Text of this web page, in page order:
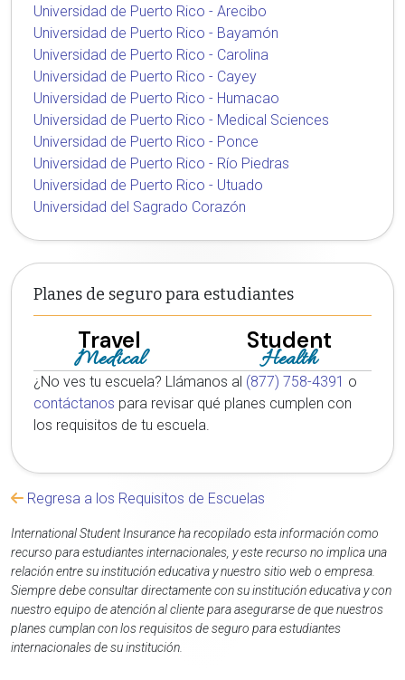
Universidad de Puerto Rico - Arecibo
Universidad de Puerto Rico - Bayamón
Universidad de Puerto Rico - Carolina
Universidad de Puerto Rico - Cayey
Universidad de Puerto Rico - Humacao
Universidad de Puerto Rico - Medical Sciences
Universidad de Puerto Rico - Ponce
Universidad de Puerto Rico - Río Piedras
Universidad de Puerto Rico - Utuado
Universidad del Sagrado Corazón
Planes de seguro para estudiantes
Travel
Medical
Student
Health
¿No ves tu escuela? Llámanos al (877) 758-4391 o
contáctanos para revisar qué planes cumplen con
los requisitos de tu escuela.
Regresa a los Requisitos de Escuelas
International Student Insurance ha recopilado esta información como
recurso para estudiantes internacionales, y este recurso no implica una
relación entre su institución educativa y nuestro sitio web o empresa.
Siempre debe consultar directamente con su institución educativa y con
nuestro equipo de atención al cliente para asegurarse de que nuestros
planes cumplan con los requisitos de seguro para estudiantes
internacionales de su institución.